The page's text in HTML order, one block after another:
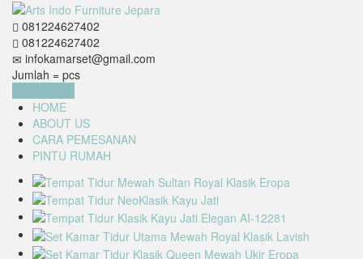
081224627402
081224627402
infokamarset@gmail.com
Jumlah = pcs
HOME
ABOUT US
CARA PEMESANAN
PINTU RUMAH